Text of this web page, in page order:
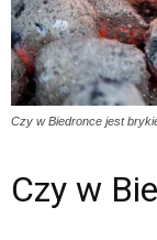
Czy w Biedronce jest
Czy w